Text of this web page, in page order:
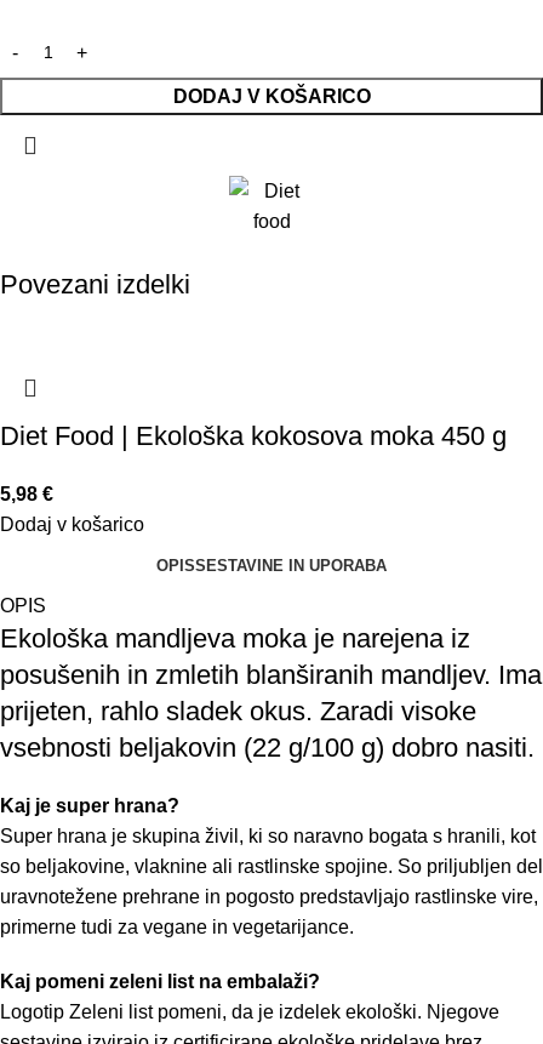
DODAJ V KOŠARICO
Povezani izdelki
Diet Food | Ekološka kokosova moka 450 g
5,98 €
Dodaj v košarico
OPISSESTAVINE IN UPORABA
OPIS
Ekološka mandljeva moka je narejena iz
posušenih in zmletih blanširanih mandljev. Ima
prijeten, rahlo sladek okus. Zaradi visoke
vsebnosti beljakovin (22 g/100 g) dobro nasiti.
Kaj je super hrana?
Super hrana je skupina živil, ki so naravno bogata s hranili, kot
so beljakovine, vlaknine ali rastlinske spojine. So priljubljen del
uravnotežene prehrane in pogosto predstavljajo rastlinske vire,
primerne tudi za vegane in vegetarijance.
Kaj pomeni zeleni list na embalaži?
Logotip Zeleni list pomeni, da je izdelek ekološki. Njegove